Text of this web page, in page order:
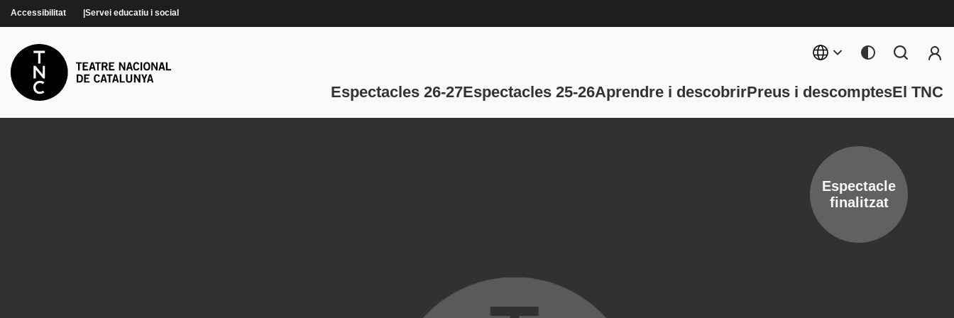
Accessibilitat Servei educatiu i social
Navegación principal
Espectacles 26-27Espectacles 25-26Aprendre i descobrirPreus i descomptesEl TNC
Espectacle
finalitzat